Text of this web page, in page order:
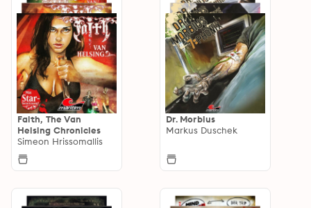
Faith, The Van
Helsing Chronicles
Simeon Hrissomallis
Dr. Morbius
Markus Duschek